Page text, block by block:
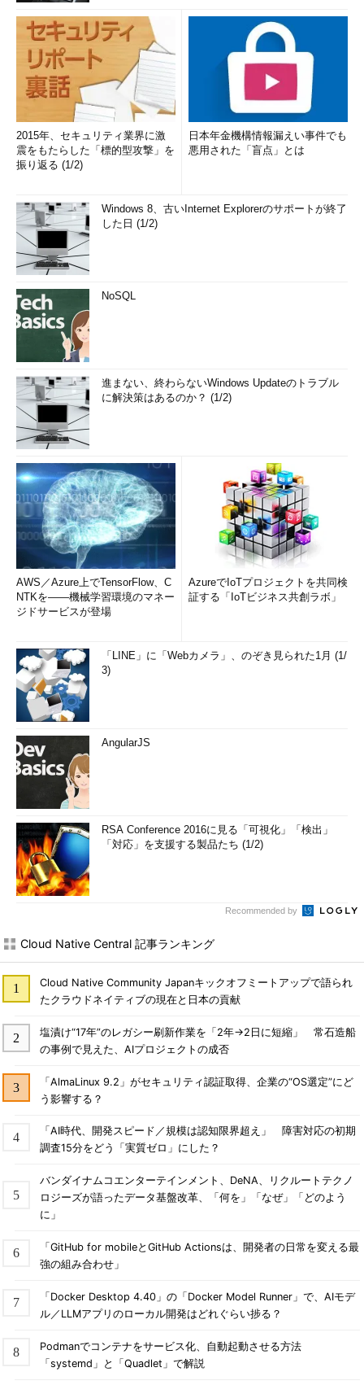
2015年、セキュリティ業界に激
震をもたらした「標的型攻撃」を
振り返る (1/2)
日本年金機構情報漏えい事件でも
悪用された「盲点」とは
Windows 8、古いInternet Explorerのサポートが終了
した日 (1/2)
NoSQL
進まない、終わらないWindows Updateのトラブル
に解決策はあるのか？ (1/2)
AWS／Azure上でTensorFlow、C
NTKを――機械学習環境のマネー
ジドサービスが登場
AzureでIoTプロジェクトを共同検
証する「IoTビジネス共創ラボ」
「LINE」に「Webカメラ」、のぞき見られた1月 (1/
3)
AngularJS
RSA Conference 2016に見る「可視化」「検出」
「対応」を支援する製品たち (1/2)
Recommended by
Cloud Native Central 記事ランキング
Cloud Native Community Japanキックオフミートアップで語られ
たクラウドネイティブの現在と日本の貢献
塩漬け“17年”のレガシー刷新作業を「2年→2日に短縮」 常石造船
の事例で見えた、AIプロジェクトの成否
「AlmaLinux 9.2」がセキュリティ認証取得、企業の“OS選定”にど
う影響する？
「AI時代、開発スピード／規模は認知限界超え」 障害対応の初期
調査15分をどう「実質ゼロ」にした？
バンダイナムコエンターテインメント、DeNA、リクルートテクノ
ロジーズが語ったデータ基盤改革、「何を」「なぜ」「どのよう
に」
「GitHub for mobileとGitHub Actionsは、開発者の日常を変える最
強の組み合わせ」
「Docker Desktop 4.40」の「Docker Model Runner」で、AIモデ
ル／LLMアプリのローカル開発はどれぐらい捗る？
Podmanでコンテナをサービス化、自動起動させる方法
「systemd」と「Quadlet」で解説